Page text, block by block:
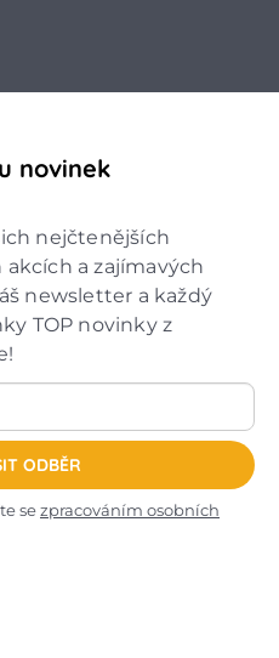
novinek
nejčtenějších
a zajímavých
newsletter a každý
TOP novinky z
ODBĚR
sezpracováním osobních